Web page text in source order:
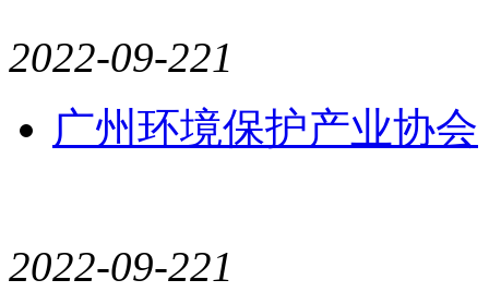
2022-09-221
广州环境保护产业协会
2022-09-221